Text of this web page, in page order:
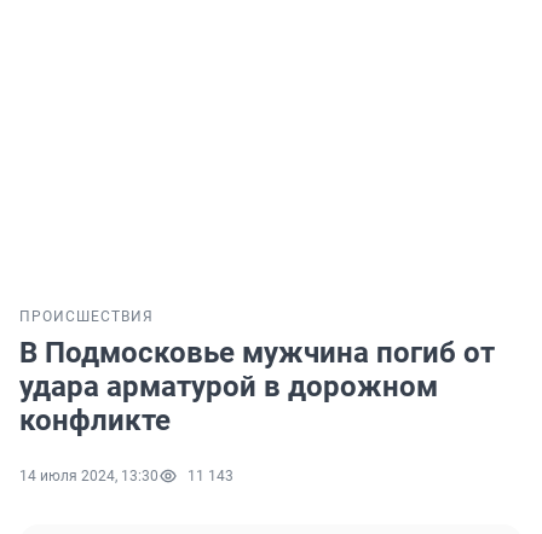
ПРОИСШЕСТВИЯ
В Подмосковье мужчина погиб от
удара арматурой в дорожном
конфликте
14 июля 2024, 13:30 11 143